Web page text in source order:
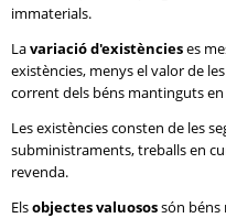
immaterials.
Lavariació d'existèncieses
existències, menys el valor de
corrent dels béns mantinguts en
Les existències consten de les
subministraments, treballs en
revenda.
Elsobjectes valuosossón béns